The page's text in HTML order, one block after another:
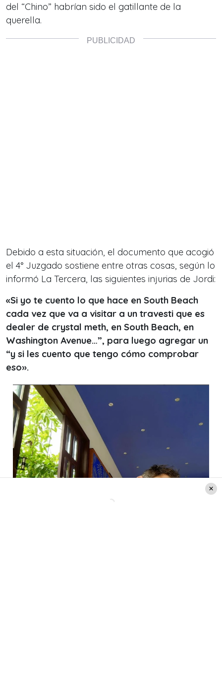
del “Chino” habrían sido el gatillante de la
querella.
Debido a esta situación, el documento que acogió
el 4° Juzgado sostiene entre otras cosas, según lo
informó La Tercera, las siguientes injurias de Jordi:
«Si yo te cuento lo que hace en South Beach
cada vez que va a visitar a un travesti que es
dealer de crystal meth, en South Beach, en
Washington Avenue…”, para luego agregar un
“y si les cuento que tengo cómo comprobar
eso».